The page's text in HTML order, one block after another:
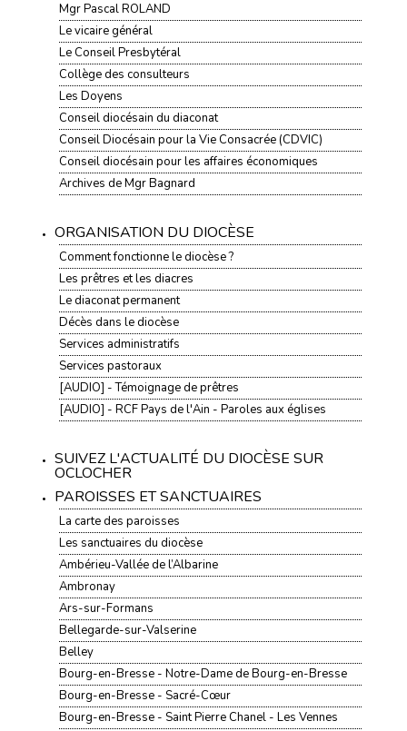
Mgr Pascal ROLAND
Le vicaire général
Le Conseil Presbytéral
Collège des consulteurs
Les Doyens
Conseil diocésain du diaconat
Conseil Diocésain pour la Vie Consacrée (CDVIC)
Conseil diocésain pour les affaires économiques
Archives de Mgr Bagnard
ORGANISATION DU DIOCÈSE
Comment fonctionne le diocèse ?
Les prêtres et les diacres
Le diaconat permanent
Décès dans le diocèse
Services administratifs
Services pastoraux
[AUDIO] - Témoignage de prêtres
[AUDIO] - RCF Pays de l'Ain - Paroles aux églises
SUIVEZ L'ACTUALITÉ DU DIOCÈSE SUR
OCLOCHER
PAROISSES ET SANCTUAIRES
La carte des paroisses
Les sanctuaires du diocèse
Ambérieu-Vallée de l’Albarine
Ambronay
Ars-sur-Formans
Bellegarde-sur-Valserine
Belley
Bourg-en-Bresse - Notre-Dame de Bourg-en-Bresse
Bourg-en-Bresse - Sacré-Cœur
Bourg-en-Bresse - Saint Pierre Chanel - Les Vennes